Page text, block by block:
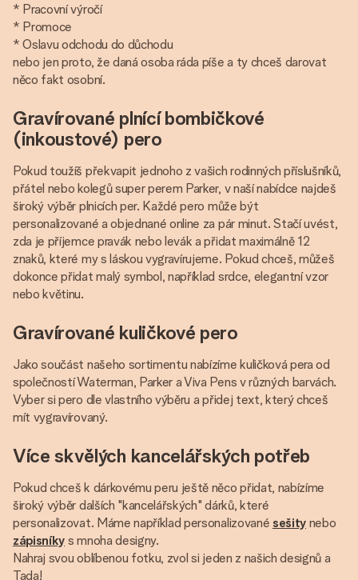
* Pracovní výročí
* Promoce
* Oslavu odchodu do důchodu
nebo jen proto, že daná osoba ráda píše a ty chceš darovat
něco fakt osobní.
Gravírované plnící bombičkové
(inkoustové) pero
Pokud toužíš překvapit jednoho z vašich rodinných příslušníků,
přátel nebo kolegů super perem Parker, v naší nabídce najdeš
široký výběr plnicích per. Každé pero může být
personalizované a objednané online za pár minut. Stačí uvést,
zda je příjemce pravák nebo levák a přidat maximálně 12
znaků, které my s láskou vygravírujeme. Pokud chceš, můžeš
dokonce přidat malý symbol, například srdce, elegantní vzor
nebo květinu.
Gravírované kuličkové pero
Jako součást našeho sortimentu nabízíme kuličková pera od
společností Waterman, Parker a Viva Pens v různých barvách.
Vyber si pero dle vlastního výběru a přidej text, který chceš
mít vygravírovaný.
Více skvělých kancelářských potřeb
Pokud chceš k dárkovému peru ještě něco přidat, nabízíme
široký výběr dalších "kancelářských" dárků, které
personalizovat. Máme například personalizované sešity nebo
zápisníky s mnoha designy.
Nahraj svou oblíbenou fotku, zvol si jeden z našich designů a
Tada!